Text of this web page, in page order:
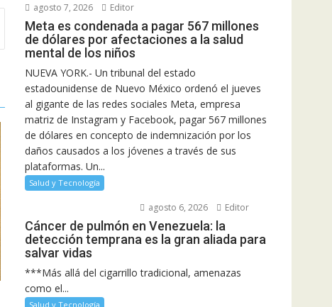
agosto 7, 2026 Editor
Meta es condenada a pagar 567 millones
de dólares por afectaciones a la salud
mental de los niños
NUEVA YORK.- Un tribunal del estado
estadounidense de Nuevo México ordenó el jueves
al gigante de las redes sociales Meta, empresa
matriz de Instagram y Facebook, pagar 567 millones
de dólares en concepto de indemnización por los
daños causados a los jóvenes a través de sus
plataformas. Un...
Salud y Tecnología
agosto 6, 2026 Editor
Cáncer de pulmón en Venezuela: la
detección temprana es la gran aliada para
salvar vidas
***Más allá del cigarrillo tradicional, amenazas
como el...
Salud y Tecnología